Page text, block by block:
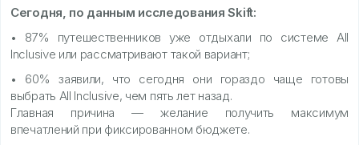
Сегодня, по данным исследования Skift:
• 87% путешественников уже отдыхали по системе All
Inclusive или рассматривают такой вариант;
• 60% заявили, что сегодня они гораздо чаще готовы
выбрать All Inclusive, чем пять лет назад.
Главная причина — желание получить максимум
впечатлений при фиксированном бюджете.